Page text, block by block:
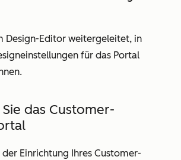
Design-Editor weitergeleitet, in
für das Portal
das Customer-
Einrichtung Ihres Customer-